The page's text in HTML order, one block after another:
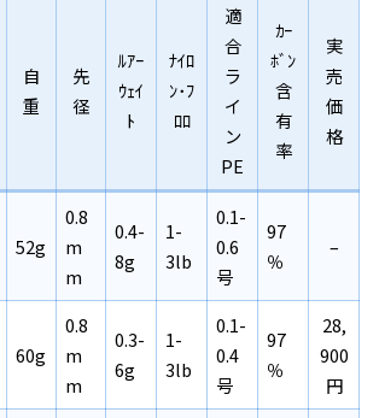
自
重
先
径
ﾙｱｰ
ｳｪｲ
ﾄ
ﾅｲﾛ
ﾝ･ﾌ
ﾛﾛ
適
合
ラ
イ
ン
PE
ｶｰ
ﾎﾞﾝ
含
有
率
実
売
価
格
52g
0.8
m
m
0.4-
8g
1-
3lb
0.1-
0.6
号
97
％
–
60g
0.8
m
m
0.3-
6g
1-
3lb
0.1-
0.4
号
97
％
28,
900
円